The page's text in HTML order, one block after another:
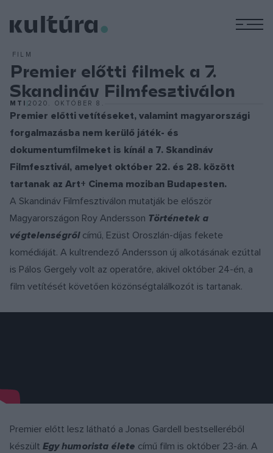
FILM
Premier előtti filmek a 7.
Skandináv Filmfesztiválon
MTI 2020. OKTÓBER 8.
Premier előtti vetítéseket, valamint magyarországi
forgalmazásba nem kerülő játék- és
dokumentumfilmeket is kínál a 7. Skandináv
Filmfesztivál, amelyet október 22. és 28. között
tartanak az Art+ Cinema moziban Budapesten.
A Skandináv Filmfesztiválon mutatják be először
Magyarországon Roy Andersson Történetek a
végtelenségről című, Ezüst Oroszlán-díjas fekete
komédiáját. A kultrendező Andersson új alkotásának ezúttal
is Pálos Gergely volt az operatőre, akivel október 24-én, a
film vetítését követően közönségtalálkozót is tartanak.
Premier előtt lesz látható a Jonas Gardell bestselleréből
készült Egy humorista élete című film is október 23-án. A